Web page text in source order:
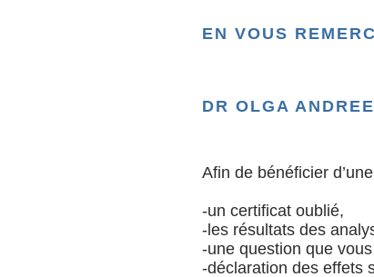
EN VOUS
DR OLGA
Afin de bénéficier
-un certificat oublié,
-les résultats des
-une question que
-déclaration des effets